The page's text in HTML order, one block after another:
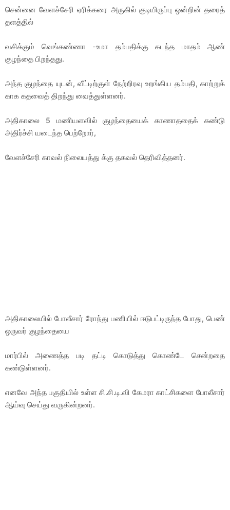
சென்னை வேளச்சேரி ஏரிக்கரை அருகில் குடியிருப்பு ஒன்றின் தரைத்
தளத்தில்
வசிக்கும் வெங்கண்ணா -உமா தம்பதிக்கு கடந்த மாதம் ஆண்
குழந்தை பிறந்தது.
அந்த குழந்தை யுடன், வீட்டிற்குள் நேற்றிரவு உறங்கிய தம்பதி, காற்றுக்
காக கதவைத் திறந்து வைத்துள்ளனர்.
அதிகாலை 5 மணியளவில் குழந்தையைக் காணாததைக் கண்டு
அதிர்ச்சி யடைந்த பெற்றோர்,
வேளச்சேரி காவல் நிலையத்து க்கு தகவல் தெரிவித்தனர்.
அதிகாலையில் போலீசார் ரோந்து பணியில் ஈடுபட்டிருந்த போது, பெண்
ஒருவர் குழந்தையை
மார்பில் அணைத்த படி தட்டி கொடுத்து கொண்டே சென்றதை
கண்டுள்ளனர்.
எனவே அந்த பகுதியில் உள்ள சி.சி.டி.வி கேமரா காட்சிகளை போலீசார்
ஆய்வு செய்து வருகின்றனர்.